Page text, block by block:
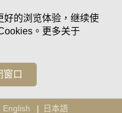
好的浏览体验，继续使
。更多关于
窗口
English 日本語